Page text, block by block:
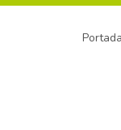
Portada